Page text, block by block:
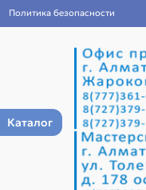
Политика безопасности
Каталог